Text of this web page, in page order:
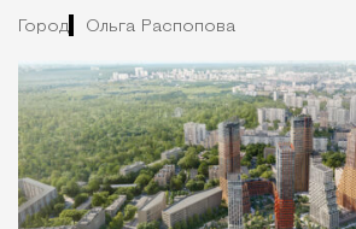
Город Ольга Распопова